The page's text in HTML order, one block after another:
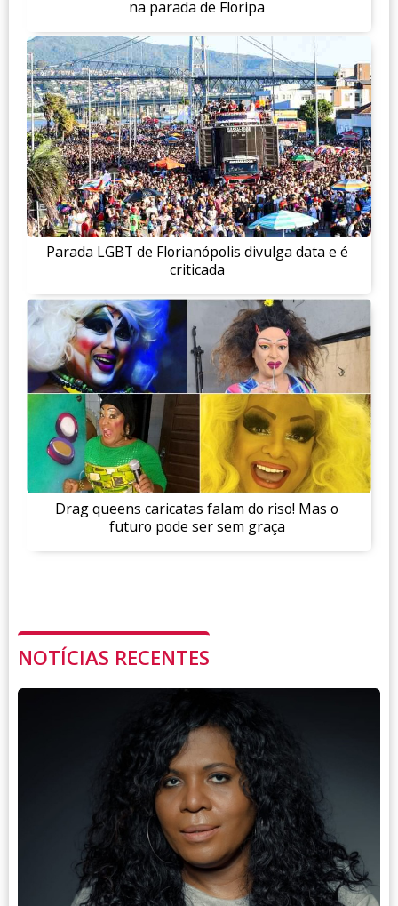
na parada de Floripa
Parada LGBT de Florianópolis divulga data e é
criticada
Drag queens caricatas falam do riso! Mas o
futuro pode ser sem graça
NOTÍCIAS RECENTES